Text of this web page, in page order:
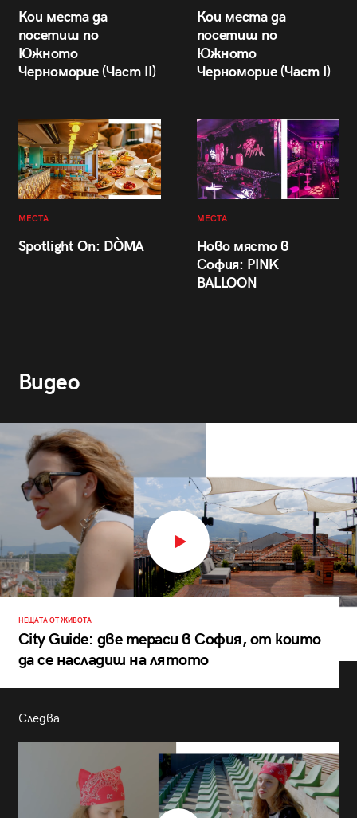
Кои места да
посетиш по
Южното
Черноморие (Част II)
Кои места да
посетиш по
Южното
Черноморие (Част I)
МЕСТА
Spotlight On: DÒMA
МЕСТА
Ново място в
София: PINK
BALLOON
Видео
НЕЩАТА ОТ ЖИВОТА
City Guide: две тераси в София, от които
да се насладиш на лятото
Следва